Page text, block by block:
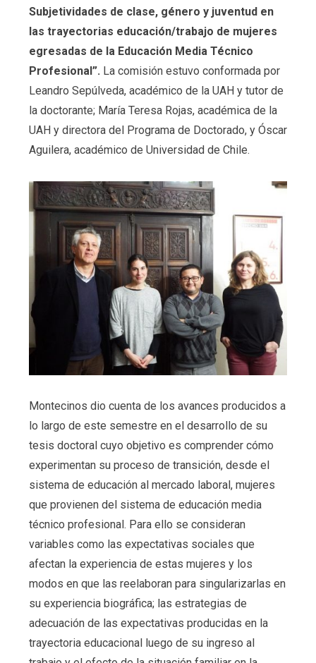
Subjetividades de clase, género y juventud en
las trayectorias educación/trabajo de mujeres
egresadas de la Educación Media Técnico
Profesional”. La comisión estuvo conformada por
Leandro Sepúlveda, académico de la UAH y tutor de
la doctorante; María Teresa Rojas, académica de la
UAH y directora del Programa de Doctorado, y Óscar
Aguilera, académico de Universidad de Chile.
Montecinos dio cuenta de los avances producidos a
lo largo de este semestre en el desarrollo de su
tesis doctoral cuyo objetivo es comprender cómo
experimentan su proceso de transición, desde el
sistema de educación al mercado laboral, mujeres
que provienen del sistema de educación media
técnico profesional. Para ello se consideran
variables como las expectativas sociales que
afectan la experiencia de estas mujeres y los
modos en que las reelaboran para singularizarlas en
su experiencia biográfica; las estrategias de
adecuación de las expectativas producidas en la
trayectoria educacional luego de su ingreso al